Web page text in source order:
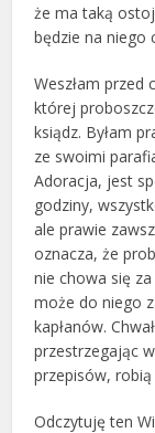
że ma taką
będzie na niego
Weszłam przed
której
ksiądz. Byłam
ze swoimi
Adoracja, jest
godziny,
ale prawie
oznacza, że
nie chowa się
może do niego
kapłanów.
przestrzegając
przepisów,
Odczytuję ten